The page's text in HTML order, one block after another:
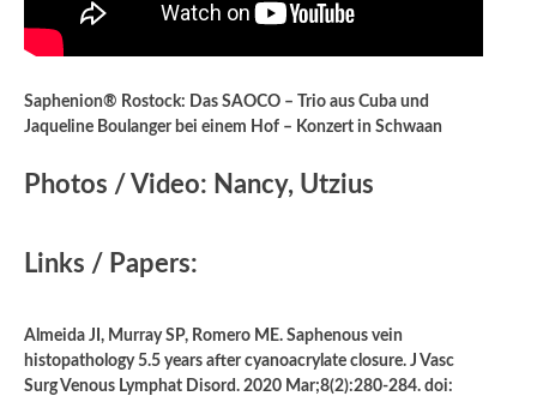
Saphenion® Rostock: Das SAOCO – Trio aus Cuba und
Jaqueline Boulanger bei einem Hof – Konzert in Schwaan
Photos / Video: Nancy, Utzius
Links / Papers:
Almeida JI, Murray SP, Romero ME. Saphenous vein
histopathology 5.5 years after cyanoacrylate closure. J Vasc
Surg Venous Lymphat Disord. 2020 Mar;8(2):280-284. doi: